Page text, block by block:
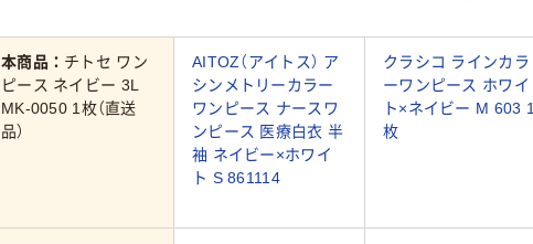
本商品： チトセ ワン
ピース ネイビー 3L
MK-0050 1枚（直送
品）
AITOZ（アイトス） ア
シンメトリーカラー
ワンピース ナースワ
ンピース 医療白衣 半
袖 ネイビー×ホワイ
ト S 861114
クラシコ ラインカラ
ーワンピース ホワイ
ト×ネイビー M 603
枚